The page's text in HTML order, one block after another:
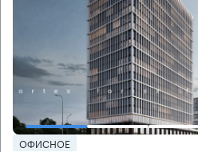
ОФИСНОЕ